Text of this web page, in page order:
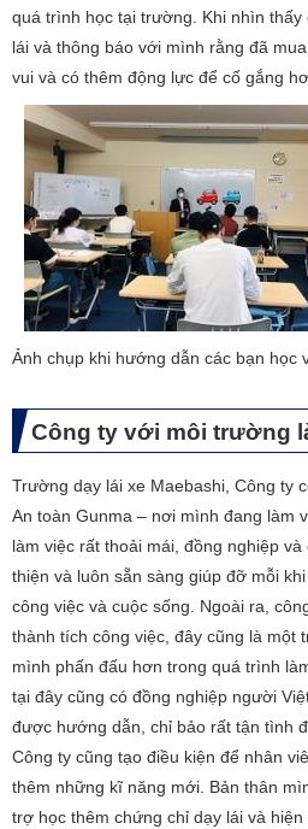
quá trình học tại trường. Khi nhìn thấy
lái và thông báo với mình rằng đã
vui và có thêm động lực để cố gắng
​Ảnh chụp khi hướng dẫn các bạn học
Công ty với môi trường
Trường dạy lái xe Maebashi, Công ty
An toàn Gunma – nơi mình đang làm
làm việc rất thoải mái, đồng nghiệp
thiện và luôn sẵn sàng giúp đỡ mỗi
công việc và cuộc sống. Ngoài ra,
thành tích công việc, đây cũng là một
mình phấn đấu hơn trong quá trình
tại đây cũng có đồng nghiệp người
được hướng dẫn, chỉ bảo rất tận tình
Công ty cũng tạo điều kiện để nhân
thêm những kĩ năng mới. Bản thân
trợ học thêm chứng chỉ dạy lái và